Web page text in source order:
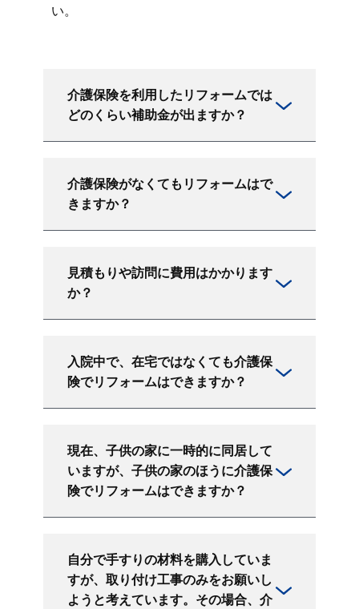
い。
介護保険を利用したリフォームでは
どのくらい補助金が出ますか？
介護保険がなくてもリフォームはで
きますか？
見積もりや訪問に費用はかかります
か？
入院中で、在宅ではなくても介護保
険でリフォームはできますか？
現在、子供の家に一時的に同居して
いますが、子供の家のほうに介護保
険でリフォームはできますか？
自分で手すりの材料を購入していま
すが、取り付け工事のみをお願いし
ようと考えています。その場合、介